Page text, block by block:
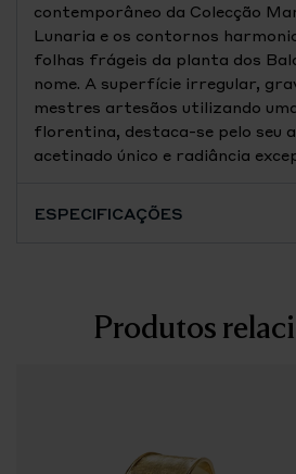
contemporâneo da Colecção
Lunaria e os contornos
folhas frágeis da planta dos
nome. A superfície irregular,
mestres artesãos utilizando
florentina, destaca-se pelo seu
acetinado único e radiância
ESPECIFICAÇÕES
Produtos